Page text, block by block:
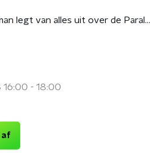
Herman legt van alles uit over de Paralympische Winterspelen!
16:00 - 18:00
af